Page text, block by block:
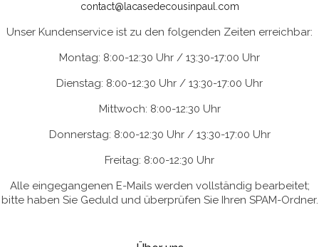
contact@lacasedecousinpaul.com
Unser Kundenservice ist zu den folgenden Zeiten erreichbar:
Montag: 8:00-12:30 Uhr / 13:30-17:00 Uhr
Dienstag: 8:00-12:30 Uhr / 13:30-17:00 Uhr
Mittwoch: 8:00-12:30 Uhr
Donnerstag: 8:00-12:30 Uhr / 13:30-17:00 Uhr
Freitag: 8:00-12:30 Uhr
Alle eingegangenen E-Mails werden vollständig bearbeitet;
bitte haben Sie Geduld und überprüfen Sie Ihren SPAM-Ordner.